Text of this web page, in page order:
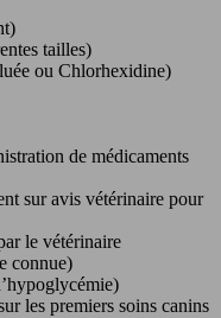
tailles)
ou Chlorhexidine)
de médicaments
sur avis vétérinaire pour
le vétérinaire
connue)
les premiers soins canins